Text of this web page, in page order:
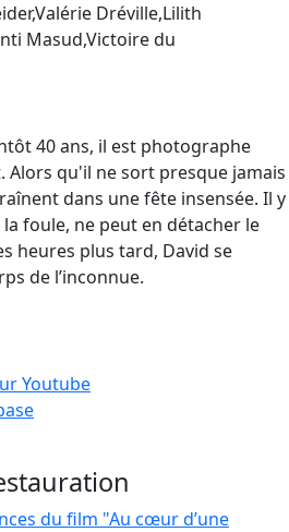
Dréville,Lilith
Masud,Victoire du
40 ans, il est photographe
Alors qu'il ne sort presque jamais
dans une fête insensée. Il y
foule, ne peut en détacher le
heures plus tard, David se
de l’inconnue.
Youtube
du film "Au cœur d’une